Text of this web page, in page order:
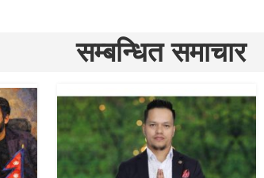
सम्बन्धित समाचार